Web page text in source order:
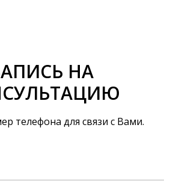
НА
телефона для связи с Вами.